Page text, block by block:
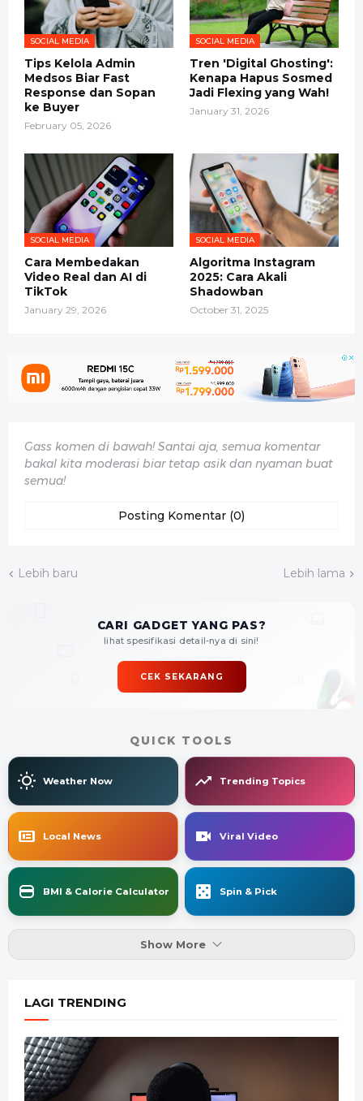
SOCIAL MEDIA
Tips Kelola Admin
Medsos Biar Fast
Response dan Sopan
ke Buyer
February 05, 2026
SOCIAL MEDIA
Tren 'Digital Ghosting':
Kenapa Hapus Sosmed
Jadi Flexing yang Wah!
January 31, 2026
SOCIAL MEDIA
Cara Membedakan
Video Real dan AI di
TikTok
January 29, 2026
SOCIAL MEDIA
Algoritma Instagram
2025: Cara Akali
Shadowban
October 31, 2025
Gass komen di bawah! Santai aja, semua komentar
bakal kita moderasi biar tetap asik dan nyaman buat
semua!
Posting Komentar (0)
Lebih baru Lebih lama
CARI GADGET YANG PAS?
lihat spesifikasi detail-nya di sini!
CEK SEKARANG
QUICK TOOLS
Weather Now Trending Topics
Local News Viral Video
BMI & Calorie Calculator Spin & Pick
Show More
LAGI TRENDING